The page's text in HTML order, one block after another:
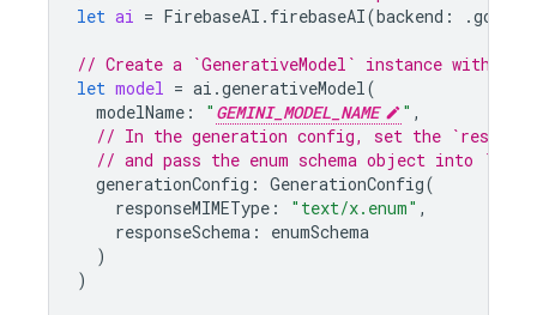
let ai = FirebaseAI . firebaseAI(backend : .
// Create a `GenerativeModel` instance with a
let model = ai .generativeModel(
modelName : " GEMINI_MODEL_NAME " ,
// In the generation config, set the
// and pass the enum schema object into
generationConfig : GenerationConfig(
responseMIMEType : "text/x.enum" ,
responseSchema :
enumSchema
)
)